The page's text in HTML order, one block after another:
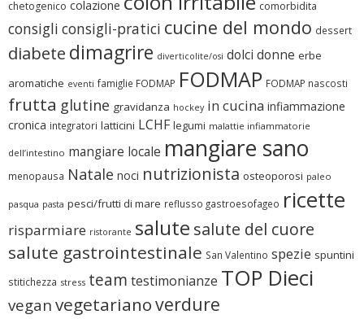
chetogenico colazione comorbidita
consigli consigli-pratici cucine del mondo dessert
diabete dimagrire diverticolite/osi dolci donne erbe
aromatiche eventi famiglie FODMAP FODMAP FODMAP nascosti
frutta glutine gravidanza hockey in cucina infiammazione
cronica integratori latticini LCHF legumi malattie infiammatorie
dell’intestino mangiare locale mangiare sano
menopausa Natale noci nutrizionista osteoporosi paleo
pasqua pasta pesci/frutti di mare reflusso gastroesofageo ricette
risparmiare ristorante salute salute del cuore
salute gastrointestinale San Valentino spezie spuntini
stitichezza stress team testimonianze TOP Dieci
vegan vegetarianoverdure